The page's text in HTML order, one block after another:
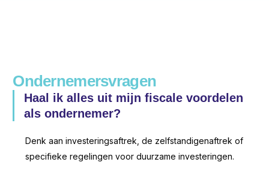
Ondernemersvragen
Haal ik alles uit mijn fiscale voordelen
als ondernemer?
Denk aan investeringsaftrek, de zelfstandigenaftrek of
specifieke regelingen voor duurzame investeringen.